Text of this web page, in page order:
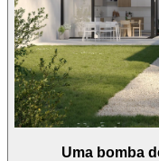
Uma bomba